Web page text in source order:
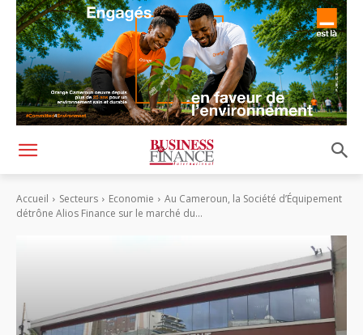
Accueil Secteurs Economie
Au Cameroun, la Société d’Équipement
détrône Alios Finance sur le marché du...